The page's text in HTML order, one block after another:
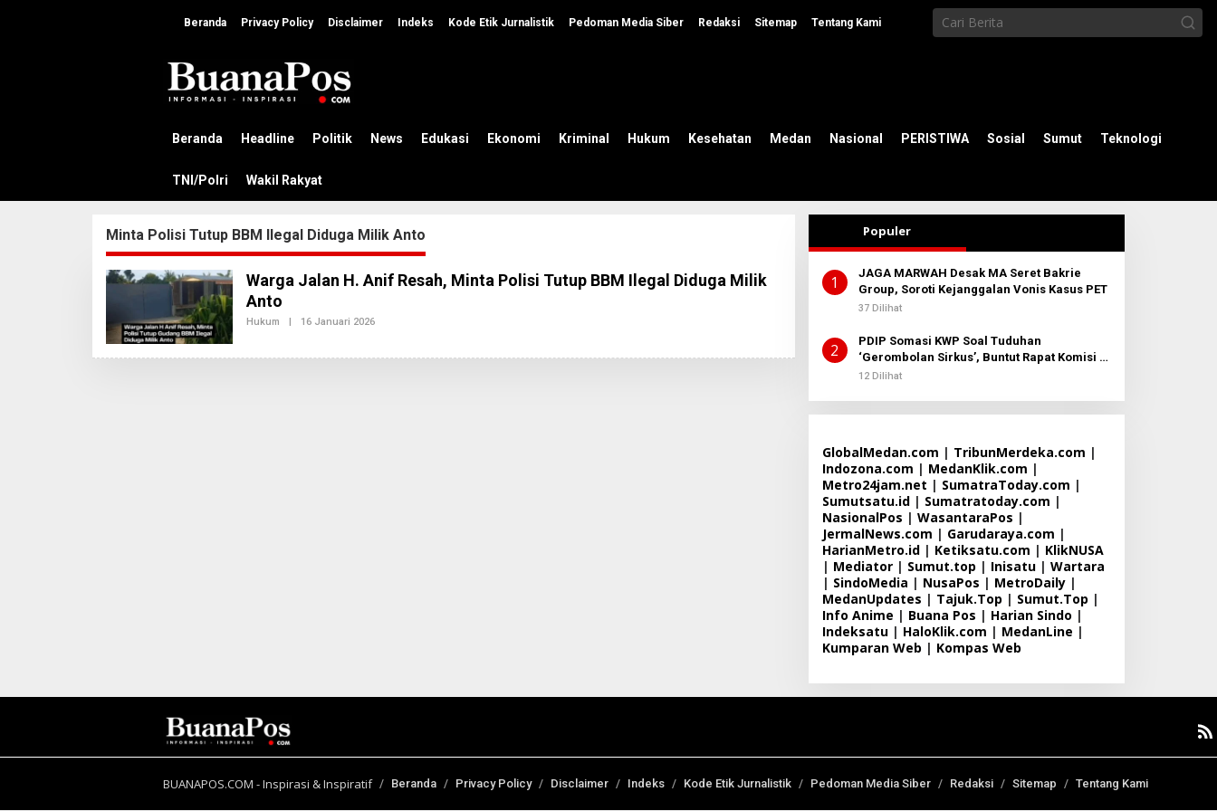
e
Beranda Privacy Policy Disclaimer Indeks Kode Etik Jurnalistik Pedoman Media Siber Redaksi Sitemap Tentang Kami
Beranda Headline Politik News Edukasi Ekonomi Kriminal Hukum Kesehatan Medan Nasional PERISTIWA Sosial Sumut Teknologi
TNI/Polri Wakil Rakyat
Minta Polisi Tutup BBM Ilegal Diduga Milik Anto
Warga Jalan H. Anif Resah, Minta Polisi Tutup BBM Ilegal Diduga Milik
Anto
Hukum | 16 Januari 2026
H
Populer
1
JAGA MARWAH Desak MA Seret Bakrie
Group, Soroti Kejanggalan Vonis Kasus PET
37 Dilihat
2
PDIP Somasi KWP Soal Tuduhan
‘Gerombolan Sirkus’, Buntut Rapat Komisi II
Dipimpin Sufmi Dasco Ahmad
12 Dilihat
GlobalMedan.com | TribunMerdeka.com |
Indozona.com | MedanKlik.com |
Metro24jam.net | SumatraToday.com |
Sumutsatu.id| Sumatratoday.com |
NasionalPos | WasantaraPos |
JermalNews.com | Garudaraya.com |
HarianMetro.id| Ketiksatu.com | KlikNUSA
| Mediator| Sumut.top | Inisatu| Wartara
| SindoMedia | NusaPos | MetroDaily|
MedanUpdates | Tajuk.Top | Sumut.Top |
Info Anime | Buana Pos | Harian Sindo |
Indeksatu| HaloKlik.com | MedanLine |
Kumparan Web | Kompas Web
BUANAPOS.COM - Inspirasi & Inspiratif Beranda Privacy Policy Disclaimer Indeks Kode Etik Jurnalistik Pedoman Media Siber Redaksi Sitemap Tentang Kami